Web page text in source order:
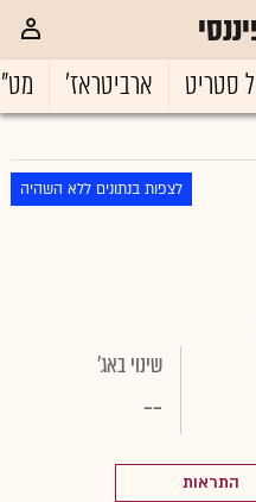
סטריט ארביטראז'
לצפות בנתונים ללא השהיה
שינוי באג'
--
התראות